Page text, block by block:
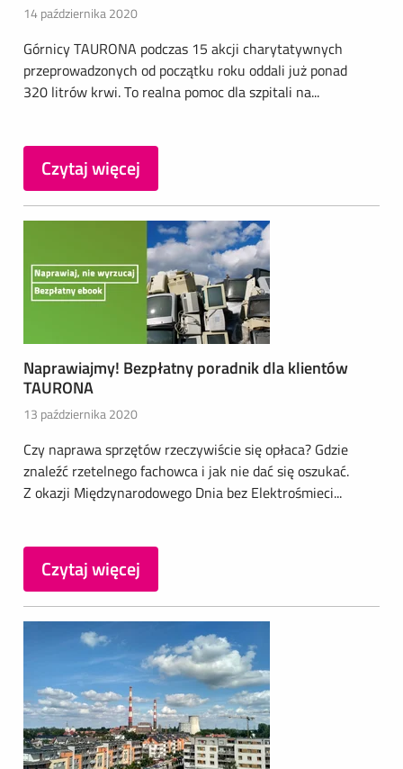
14 października 2020
Górnicy TAURONA podczas 15 akcji charytatywnych
przeprowadzonych od początku roku oddali już ponad
320 litrów krwi. To realna pomoc dla szpitali na...
Czytaj więcej
Naprawiajmy! Bezpłatny poradnik dla klientów
TAURONA
13 października 2020
Czy naprawa sprzętów rzeczywiście się opłaca? Gdzie
znaleźć rzetelnego fachowca i jak nie dać się oszukać.
Z okazji Międzynarodowego Dnia bez Elektrośmieci...
Czytaj więcej